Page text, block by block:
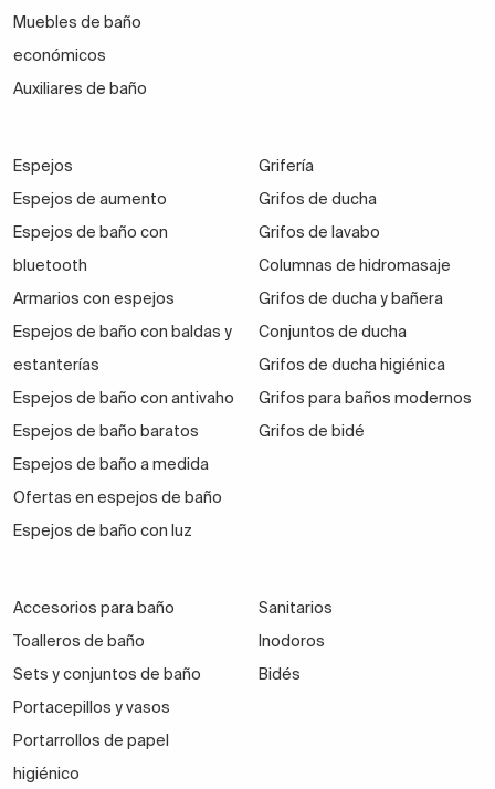
Muebles de baño
económicos
Auxiliares de baño
Espejos
Espejos de aumento
Espejos de baño con
bluetooth
Armarios con espejos
Espejos de baño con baldas y
estanterías
Espejos de baño con antivaho
Espejos de baño baratos
Espejos de baño a medida
Ofertas en espejos de baño
Espejos de baño con luz
Grifería
Grifos de ducha
Grifos de lavabo
Columnas de hidromasaje
Grifos de ducha y bañera
Conjuntos de ducha
Grifos de ducha higiénica
Grifos para baños modernos
Grifos de bidé
Accesorios para baño
Toalleros de baño
Sets y conjuntos de baño
Portacepillos y vasos
Portarrollos de papel
higiénico
Sanitarios
Inodoros
Bidés